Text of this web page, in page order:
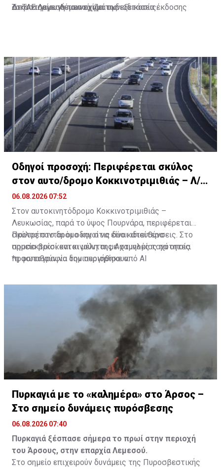
στην εισαγωγή των οχημάτων.
Δικαστηρίου Λεμεσού για τη διαδικασία έκδοσης
Το ΤΑΕ Λεμεσού συνεχίζει τις εξετάσεις.
Οδηγοί προσοχή: Περιφέρεται σκύλος
στον αυτο/δρομο Κοκκινοτριμιθιάς – Λ/
σίας
06.08.2026 07:52
Στον αυτοκινητόδρομο Κοκκινοτριμιθιάς –
Λευκωσίας, παρά το ύψος Πουρνάρα, περιφέρεται
σκύλος στο δρόμο και στις δύο κατευθύνσεις. Στο
σημείο βρίσκονται μέλη της Αστυνομίας τα οποία
προσπαθούν να τον περιορίσουν.
Προτρέπονται οι οδηγοί να είναι ιδιαίτερα
προσεκτικοί και κινούνται με χαμηλές ταχύτητες.
*η φωτογραφία δημιουργήθηκε από ΑΙ
Πυρκαγιά με το «καλημέρα» στο Άρσος –
Στο σημείο δυνάμεις πυρόσβεσης
06.08.2026 07:40
Πυρκαγιά ξέσπασε σήμερα το πρωί στην περιοχή
του Άρσους, στην επαρχία Λεμεσού.
Στο σημείο επιχειρούν δυνάμεις της Πυροσβεστικής